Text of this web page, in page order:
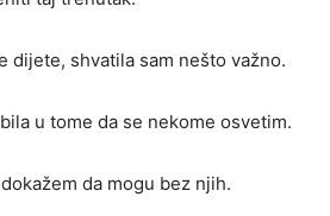
dijete, shvatila sam nešto važno.
u tome da se nekome osvetim.
da mogu bez njih.